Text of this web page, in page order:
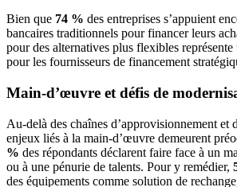
Bien que 74 % des entreprises s’appuient
bancaires traditionnels pour financer leurs
pour des alternatives plus flexibles
pour les fournisseurs de financement
Main-d’œuvre et défis de
Au-delà des chaînes d’approvisionnement et
enjeux liés à la main-d’œuvre demeurent
% des répondants déclarent faire face à un
ou à une pénurie de talents. Pour y remédier,
des équipements comme solution de